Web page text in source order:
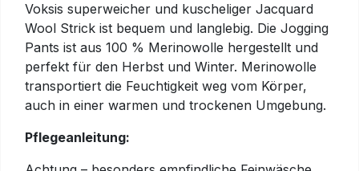
Voksis superweicher und kuscheliger Jacquard
Wool Strick ist bequem und langlebig. Die Jogging
Pants ist aus 100 % Merinowolle hergestellt und
perfekt für den Herbst und Winter. Merinowolle
transportiert die Feuchtigkeit weg vom Körper,
auch in einer warmen und trockenen Umgebung.
Pflegeanleitung: